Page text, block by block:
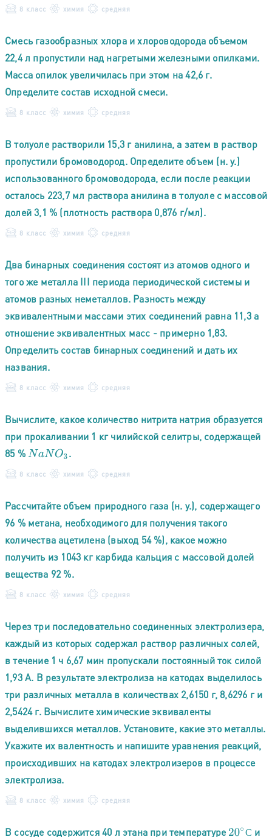
8 класс химия средняя
Смесь газообразных хлора и хлороводорода объемом
22,4 л пропустили над нагретыми железными опилками.
Масса опилок увеличилась при этом на 42,6 г.
Определите состав исходной смеси.
8 класс химия средняя
В толуоле растворили 15,3 г анилина, а затем в раствор
пропустили бромоводород. Определите объем (н. у.)
использованного бромоводорода, если после реакции
осталось 223,7 мл раствора анилина в толуоле с массовой
долей 3,1 % (плотность раствора 0,876 г/мл).
8 класс химия средняя
Два бинарных соединения состоят из атомов одного и
того же металла III периода периодической системы и
атомов разных неметаллов. Разность между
эквивалентными массами этих соединений равна 11,3 а
отношение эквивалентных масс - примерно 1,83.
Определить состав бинарных соединений и дать их
названия.
8 класс химия средняя
Вычислите, какое количество нитрита натрия образуется
при прокаливании 1 кг чилийской селитры, содержащей
85 %NaNO3 .
8 класс химия средняя
Рассчитайте объем природного газа (н. у.), содержащего
96 % метана, необходимого для получения такого
количества ацетилена (выход 54 %), какое можно
получить из 1043 кг карбида кальция с массовой долей
вещества 92 %.
8 класс химия средняя
Через три последовательно соединенных электролизера,
каждый из которых содержал раствор различных солей,
в течение 1 ч 6,67 мин пропускали постоянный ток силой
1,93 А. В результате электролиза на катодах выделилось
три различных металла в количествах 2,6150 г, 8,6296 г и
2,5424 г. Вычислите химические эквиваленты
выделившихся металлов. Установите, какие это металлы.
Укажите их валентность и напишите уравнения реакций,
происходивших на катодах электролизеров в процессе
электролиза.
8 класс химия средняя
В сосуде содержится 40 л этана при температуре С
20∘С и